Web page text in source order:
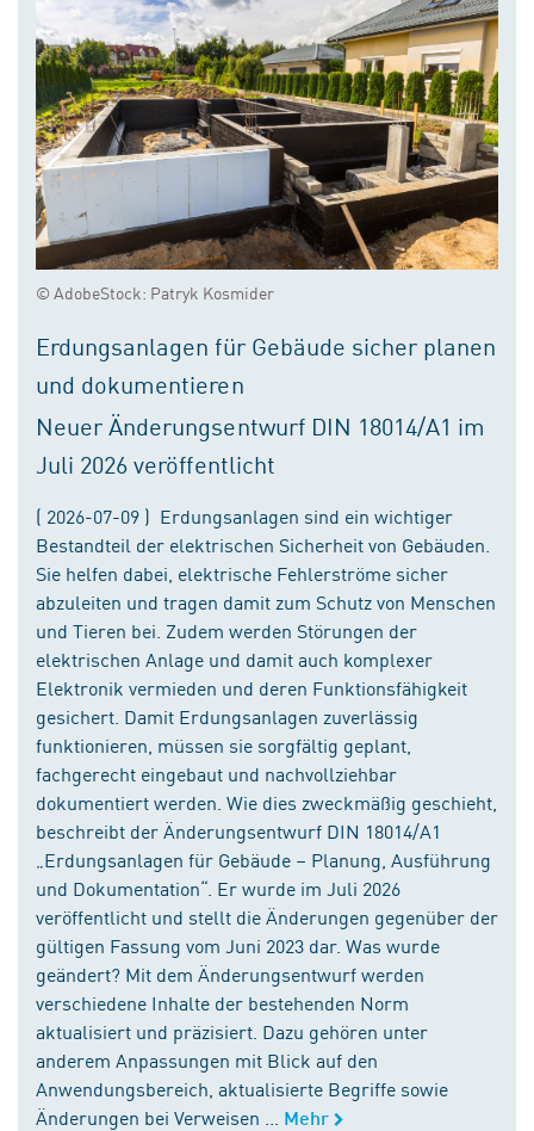
© AdobeStock: Patryk Kosmider
Erdungsanlagen für Gebäude sicher planen
und dokumentieren
Neuer Änderungsentwurf DIN 18014/A1 im
Juli 2026 veröffentlicht
( 2026-07-09 ) Erdungsanlagen sind ein wichtiger
Bestandteil der elektrischen Sicherheit von Gebäuden.
Sie helfen dabei, elektrische Fehlerströme sicher
abzuleiten und tragen damit zum Schutz von Menschen
und Tieren bei. Zudem werden Störungen der
elektrischen Anlage und damit auch komplexer
Elektronik vermieden und deren Funktionsfähigkeit
gesichert. Damit Erdungsanlagen zuverlässig
funktionieren, müssen sie sorgfältig geplant,
fachgerecht eingebaut und nachvollziehbar
dokumentiert werden. Wie dies zweckmäßig geschieht,
beschreibt der Änderungsentwurf DIN 18014/A1
„Erdungsanlagen für Gebäude – Planung, Ausführung
und Dokumentation“. Er wurde im Juli 2026
veröffentlicht und stellt die Änderungen gegenüber der
gültigen Fassung vom Juni 2023 dar. Was wurde
geändert? Mit dem Änderungsentwurf werden
verschiedene Inhalte der bestehenden Norm
aktualisiert und präzisiert. Dazu gehören unter
anderem Anpassungen mit Blick auf den
Anwendungsbereich, aktualisierte Begriffe sowie
Änderungen bei Verweisen ...
Mehr